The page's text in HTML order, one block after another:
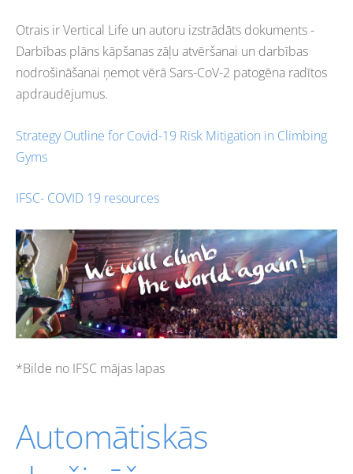
Otrais ir Vertical Life un autoru izstrādāts dokuments -
Darbības plāns kāpšanas zāļu atvēršanai un darbības
nodrošināšanai ņemot vērā Sars-CoV-2 patogēna radītos
apdraudējumus.
Strategy Outline for Covid-19 Risk Mitigation in Climbing
Gyms
IFSC- COVID 19 resources
*Bilde no IFSC mājas lapas
Automātiskās